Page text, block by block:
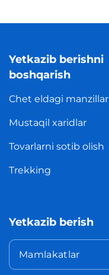
Yetkazib berishni
boshqarish
Chet eldagi manzillar
Mustaqil xaridlar
Tovarlarni sotib olish
Trekking
Yetkazib berish
Mamlakatlar